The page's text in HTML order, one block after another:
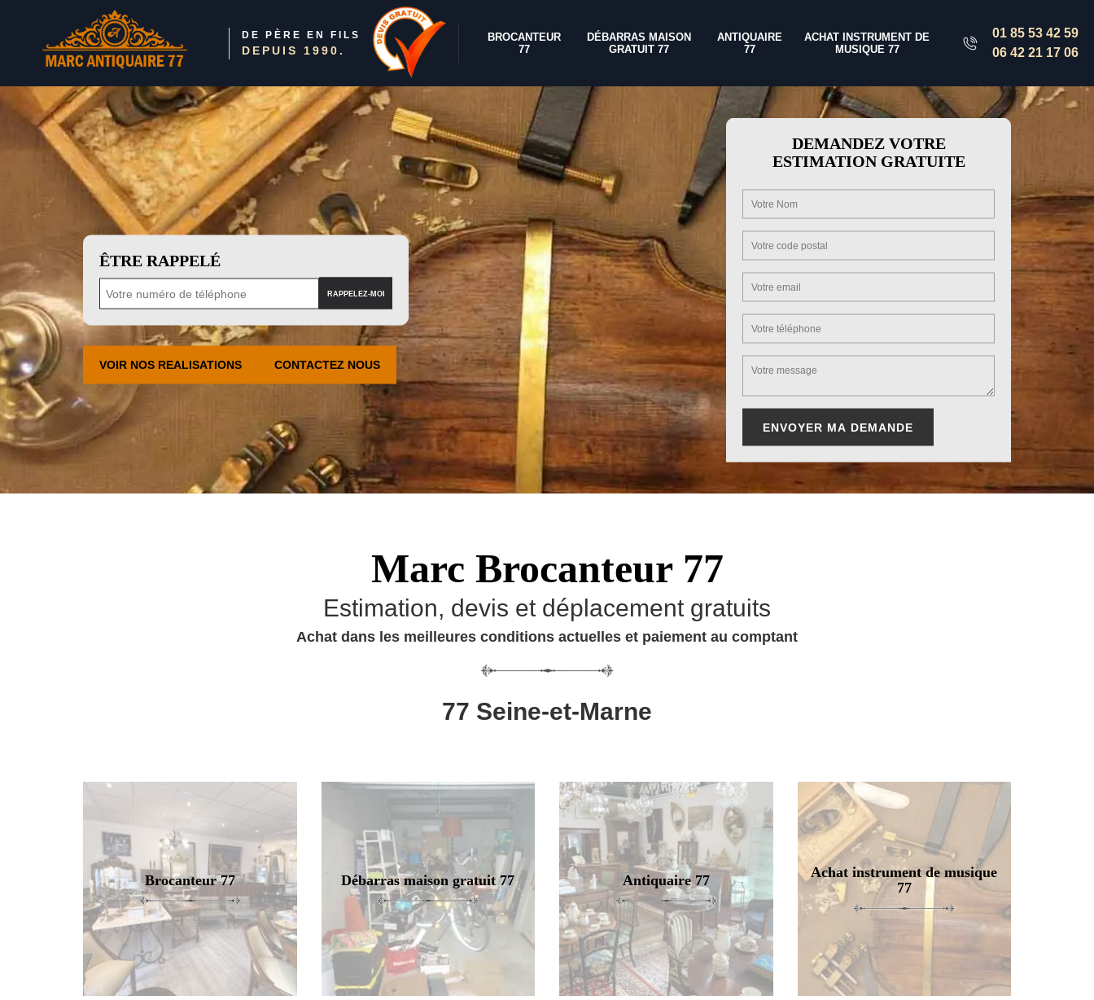
DE PÈRE EN FILS
DEPUIS 1990.
BROCANTEUR
77
DÉBARRAS MAISON
GRATUIT 77
ANTIQUAIRE
77
ACHAT INSTRUMENT DE
MUSIQUE 77
01 85 53 42 59
06 42 21 17 06
ÊTRE RAPPELÉ
VOIR NOS REALISATIONS CONTACTEZ NOUS
DEMANDEZ VOTRE
ESTIMATION GRATUITE
Marc Brocanteur 77
Estimation, devis et déplacement gratuits
Achat dans les meilleures conditions actuelles et paiement au comptant
77 Seine-et-Marne
Brocanteur 77 Débarras maison gratuit 77 Antiquaire 77
Achat instrument de musique
77